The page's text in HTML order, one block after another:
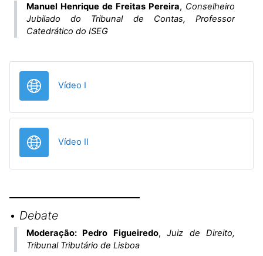
Manuel Henrique de Freitas Pereira, Conselheiro
Jubilado do Tribunal de Contas, Professor
Catedrático do ISEG
Vídeo I
Vídeo II
• Debate
Moderação: Pedro Figueiredo,Juiz de Direito,
Tribunal Tributário de Lisboa